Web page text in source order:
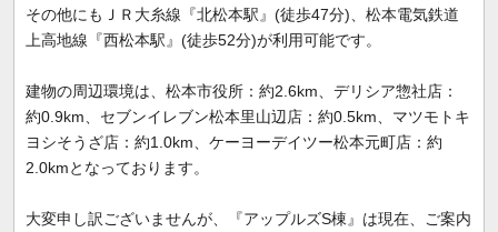
その他にもＪＲ大糸線『北松本駅』(徒歩47分)、松本電気鉄道
上高地線『西松本駅』(徒歩52分)が利用可能です。
建物の周辺環境は、松本市役所：約2.6km、デリシア惣社店：
約0.9km、セブンイレブン松本里山辺店：約0.5km、マツモトキ
ヨシそうざ店：約1.0km、ケーヨーデイツー松本元町店：約
2.0kmとなっております。
大変申し訳ございませんが、『アップルズS棟』は現在、ご案内